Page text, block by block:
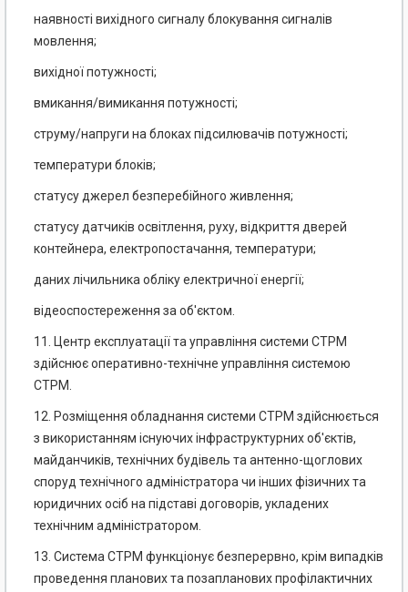
наявності вихідного сигналу блокування сигналів
мовлення;
вихідної потужності;
вмикання/вимикання потужності;
струму/напруги на блоках підсилювачів потужності;
температури блоків;
статусу джерел безперебійного живлення;
статусу датчиків освітлення, руху, відкриття дверей
контейнера, електропостачання, температури;
даних лічильника обліку електричної енергії;
відеоспостереження за об'єктом.
11. Центр експлуатації та управління системи СТРМ
здійснює оперативно-технічне управління системою
СТРМ.
12. Розміщення обладнання системи СТРМ здійснюється
з використанням існуючих інфраструктурних об'єктів,
майданчиків, технічних будівель та антенно-щоглових
споруд технічного адміністратора чи інших фізичних та
юридичних осіб на підставі договорів, укладених
технічним адміністратором.
13. Система СТРМ функціонує безперервно, крім випадків
проведення планових та позапланових профілактичних